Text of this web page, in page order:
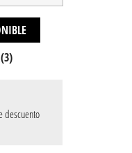
3)
descuento